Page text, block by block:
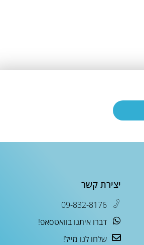
יצירת קשר
09-832-8176
דברו איתנו בוואטסאפ!
שלחו לנו מייל!